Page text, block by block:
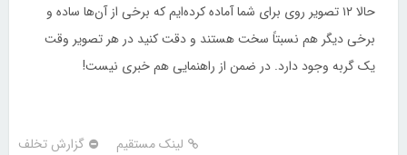
حالا ۱۲ تصویر روی برای شما آماده کرده‌ایم که برخی از آن‌ها ساده و
برخی دیگر هم نسبتاً سخت هستند و دقت کنید در هر تصویر وقت
یک گربه وجود دارد. در ضمن از راهنمایی هم خبری نیست!
لینک مستقیم گزارش تخلف